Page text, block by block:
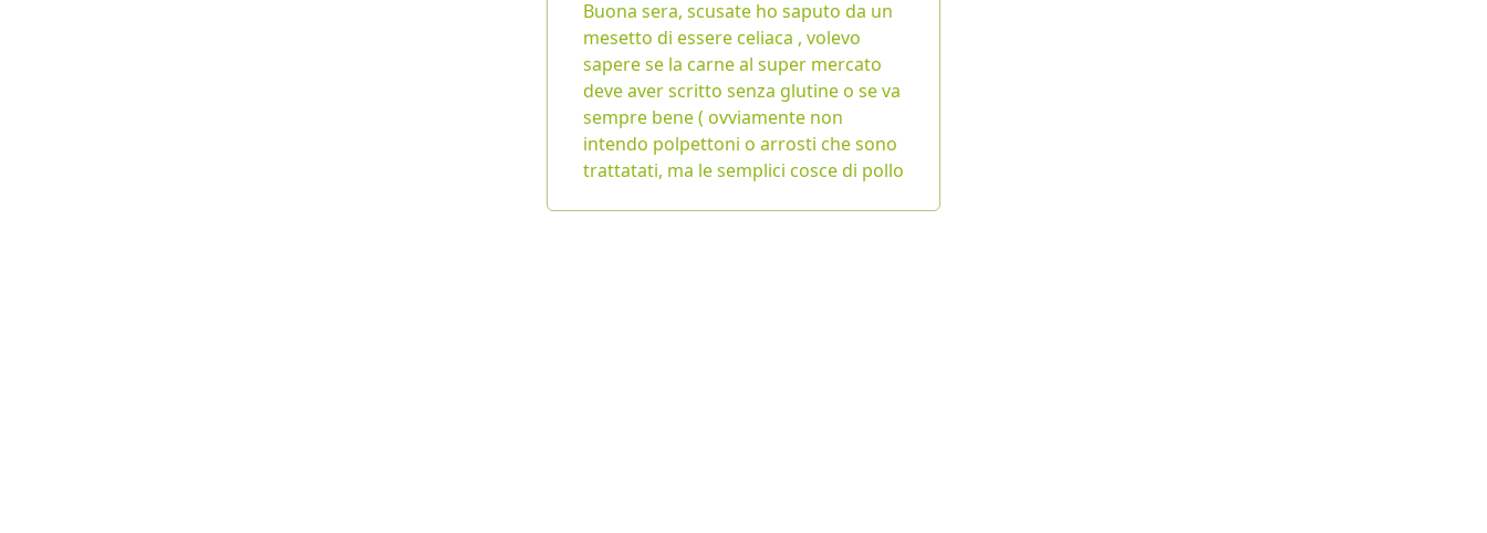
Buona sera, scusate ho saputo da un
mesetto di essere celiaca , volevo
sapere se la carne al super mercato
deve aver scritto senza glutine o se va
sempre bene ( ovviamente non
intendo polpettoni o arrosti che sono
trattatati, ma le semplici cosce di pollo